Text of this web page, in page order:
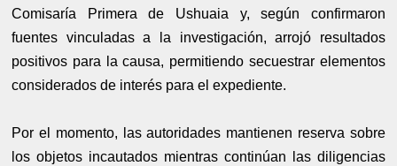
Comisaría Primera de Ushuaia y, según confirmaron
fuentes vinculadas a la investigación, arrojó resultados
positivos para la causa, permitiendo secuestrar elementos
considerados de interés para el expediente.
Por el momento, las autoridades mantienen reserva sobre
los objetos incautados mientras continúan las diligencias